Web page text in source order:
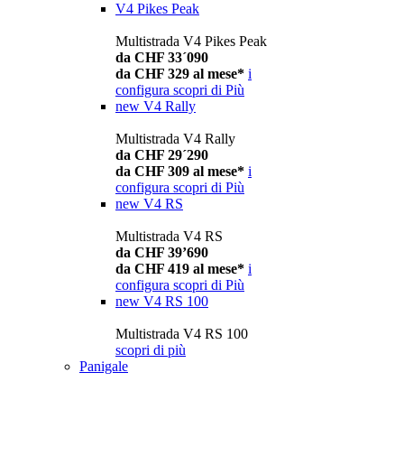
V4 Pikes Peak
Multistrada V4 Pikes Peak
da CHF 33´090
da CHF 329 al mese* i
configura scopri di Più
new V4 Rally
Multistrada V4 Rally
da CHF 29´290
da CHF 309 al mese* i
configura scopri di Più
new V4 RS
Multistrada V4 RS
da CHF 39’690
da CHF 419 al mese* i
configura scopri di Più
new V4 RS 100
Multistrada V4 RS 100
scopri di più
Panigale